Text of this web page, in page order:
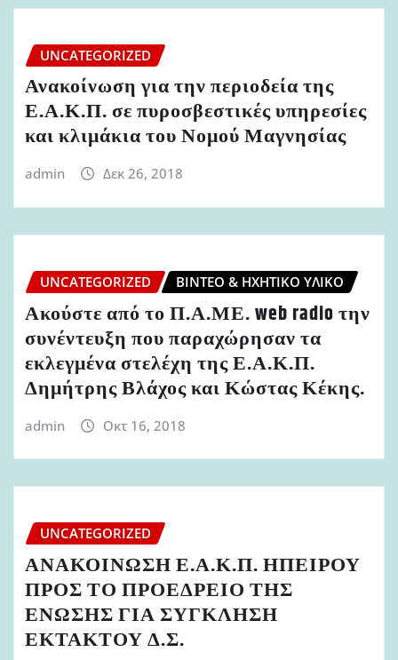
UNCATEGORIZED
Ανακοίνωση για την περιοδεία της
Ε.Α.Κ.Π. σε πυροσβεστικές υπηρεσίες
και κλιμάκια του Νομού Μαγνησίας
admin Δεκ 26, 2018
UNCATEGORIZED ΒΊΝΤΕΟ & ΗΧΗΤΙΚΌ ΥΛΙΚΌ
Ακούστε από το Π.Α.ΜΕ. web radio την
συνέντευξη που παραχώρησαν τα
εκλεγμένα στελέχη της Ε.Α.Κ.Π.
Δημήτρης Βλάχος και Κώστας Κέκης.
admin Οκτ 16, 2018
UNCATEGORIZED
ΑΝΑΚΟΙΝΩΣΗ Ε.Α.Κ.Π. ΗΠΕΙΡΟΥ
ΠΡΟΣ ΤΟ ΠΡΟΕΔΡΕΙΟ ΤΗΣ
ΕΝΩΣΗΣ ΓΙΑ ΣΥΓΚΛΗΣΗ
ΕΚΤΑΚΤΟΥ Δ.Σ.